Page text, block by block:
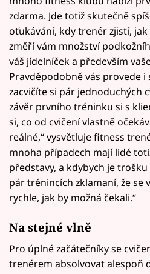
zdarma. Jde totiž skutečně
oťukávání, kdy trenér zjistí,
změří vám množství
váš jídelníček a především
Pravděpodobně vás provede
zacvičíte si pár jednoduchých
závěr prvního tréninku si s
si, co od cvičení vlastně
reálné,“ vysvětluje fitness
mnoha případech mají lidé
představy, a kdybych je
pár trénincích zklamaní, že se
rychle, jak by možná čekali.“
Na stejné vlně
Pro úplné začátečníky se
trenérem absolvovat alespoň